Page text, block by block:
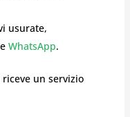
usurate,
WhatsApp.
un servizio